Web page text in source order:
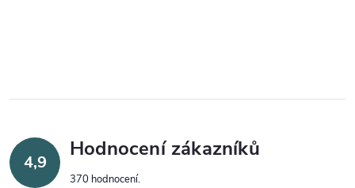
4,9
Hodnocení zákazníků
370 hodnocení